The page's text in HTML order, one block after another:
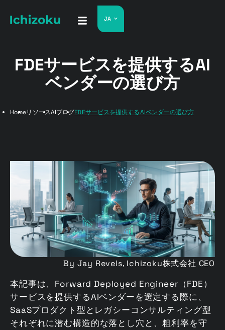
JA
FDEサービスを提供するAI
ベンダーの選び方
HomeリソースAIブログFDEサービスを提供するAIベンダーの選び方
By Jay Revels, Ichizoku株式会社 CEO
本記事は、Forward Deployed Engineer（FDE）
サービスを提供するAIベンダーを選定する際に、
SaaSプロダクト型とレガシーコンサルティング型
それぞれに潜む構造的な落とし穴と、粗利率を守